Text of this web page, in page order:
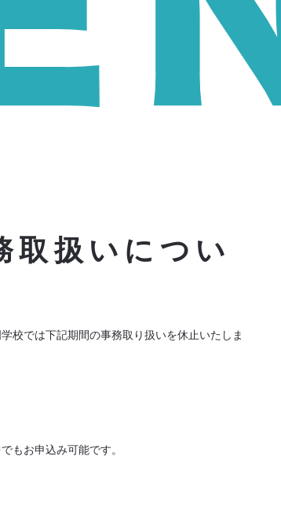
取扱いについ
校では下記期間の事務取り扱いを休止いたしま
もお申込み可能です。